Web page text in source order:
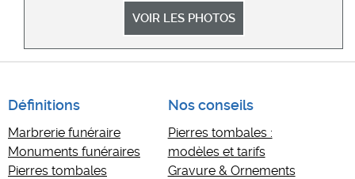
VOIR LES PHOTOS
Définitions
Marbrerie funéraire
Monuments funéraires
Pierres tombales
Nos conseils
Pierres tombales :
modèles et tarifs
Gravure & Ornements